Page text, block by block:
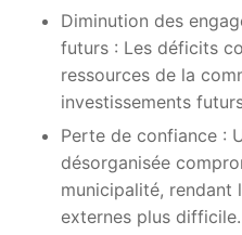
Diminution des
futurs : Les déficits
ressources de la
investissements
Perte de confiance :
désorganisée
municipalité, rendant
externes plus difficile.